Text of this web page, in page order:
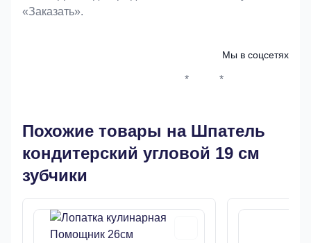
«Заказать».
Мы в соцсетях
* *
Похожие товары на Шпатель
кондитерский угловой 19 см
зубчики